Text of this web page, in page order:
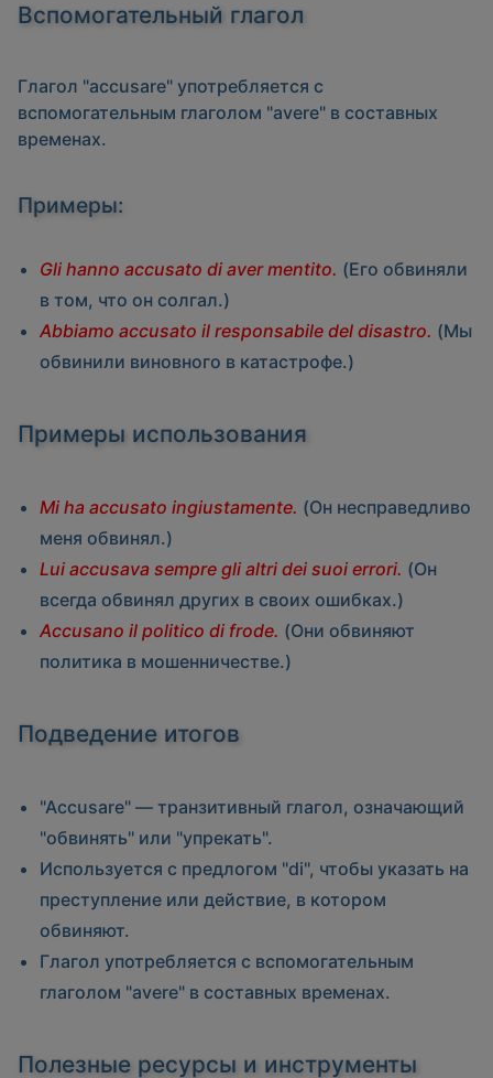
Вспомогательный глагол
Глагол "accusare" употребляется с
вспомогательным глаголом "avere" в составных
временах.
Примеры:
Gli hanno accusato di aver mentito. (Его обвиняли
в том, что он солгал.)
Abbiamo accusato il responsabile del disastro. (Мы
обвинили виновного в катастрофе.)
Примеры использования
Mi ha accusato ingiustamente. (Он несправедливо
меня обвинял.)
Lui accusava sempre gli altri dei suoi errori. (Он
всегда обвинял других в своих ошибках.)
Accusano il politico di frode. (Они обвиняют
политика в мошенничестве.)
Подведение итогов
"Accusare" — транзитивный глагол, означающий
"обвинять" или "упрекать".
Используется с предлогом "di", чтобы указать на
преступление или действие, в котором
обвиняют.
Глагол употребляется с вспомогательным
глаголом "avere" в составных временах.
Полезные ресурсы и инструменты